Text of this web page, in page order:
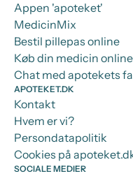
Appen 'apoteket'
MedicinMix
Bestil pillepas online
Køb din medicin online
Chat med apotekets
APOTEKET.DK
Kontakt
Hvem er vi?
Persondatapolitik
Cookies på
SOCIALE MEDIER